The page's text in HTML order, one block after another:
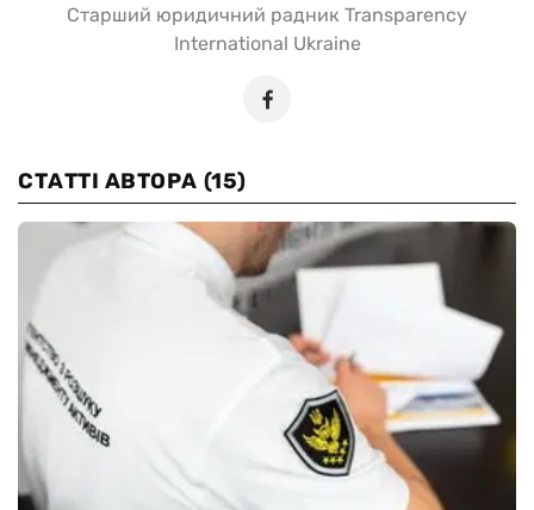
Старший юридичний радник Transparency
International Ukraine
СТАТТІ АВТОРА (15)